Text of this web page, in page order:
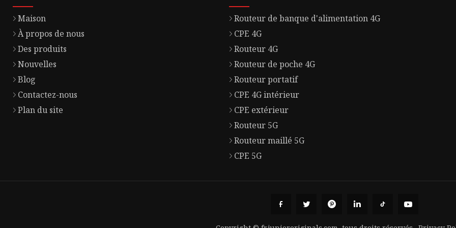
Maison
À propos de nous
Des produits
Nouvelles
Blog
Contactez-nous
Plan du site
Routeur de banque d'alimentation 4G
CPE 4G
Routeur 4G
Routeur de poche 4G
Routeur portatif
CPE 4G intérieur
CPE extérieur
Routeur 5G
Routeur maillé 5G
CPE 5G